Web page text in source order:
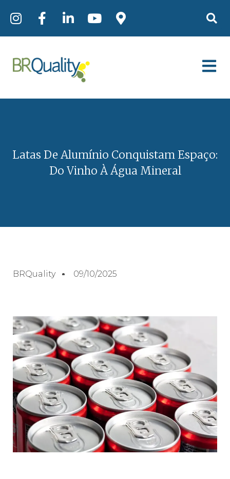
Latas De Alumínio Conquistam Espaço:
Do Vinho À Água Mineral
BRQuality 09/10/2025